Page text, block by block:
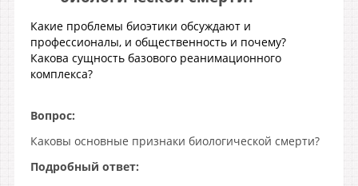
Какие проблемы биоэтики обсуждают и
профессионалы, и общественность и почему?
Какова сущность базового реанимационного
комплекса?
Вопрос:
Каковы основные признаки биологической смерти?
Подробный ответ: